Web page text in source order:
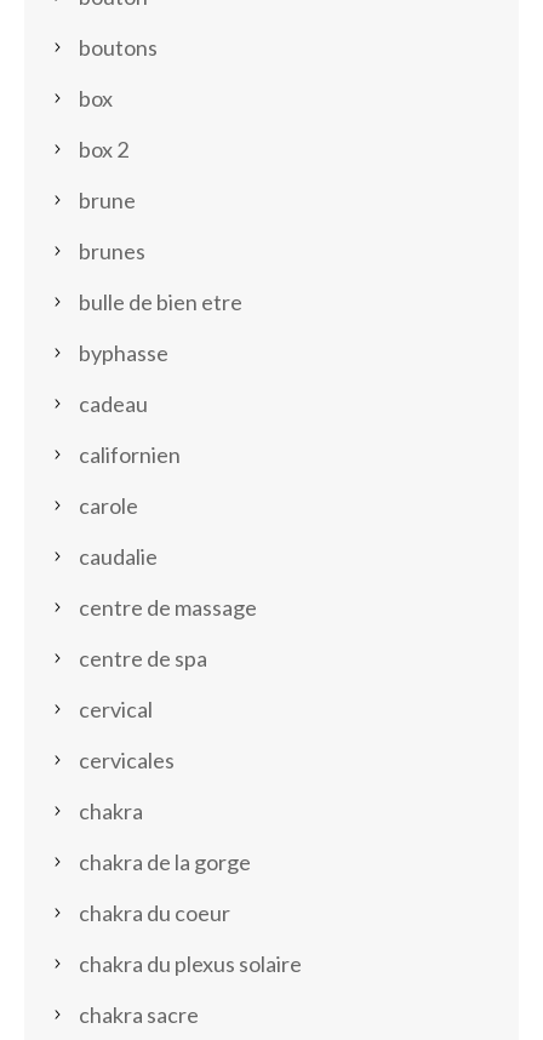
boutons
box
box 2
brune
brunes
bulle de bien etre
byphasse
cadeau
californien
carole
caudalie
centre de massage
centre de spa
cervical
cervicales
chakra
chakra de la gorge
chakra du coeur
chakra du plexus solaire
chakra sacre